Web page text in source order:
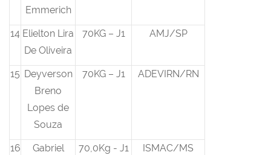
Emmerich
14 Elielton Lira
De Oliveira
70KG – J1 AMJ/SP
15 Deyverson
Breno
Lopes de
Souza
70KG – J1 ADEVIRN/RN
16
Gabriel
70,0Kg - J1 ISMAC/MS